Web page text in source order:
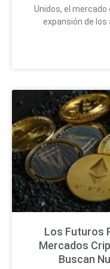
Unidos, el mercado
expansión de
Los Futuros
Mercados
Buscan